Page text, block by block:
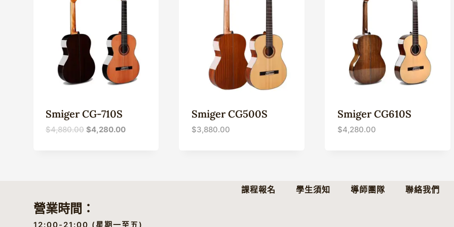
Smiger CG-710S
$4,880.00 原
$4,280.00目
Smiger CG500S
$3,880.00
Smiger CG610S
$4,280.00
課程報名 學生須知 導師團隊 聯絡我們
營業時間：
12:00-21:00 (星期一至五)